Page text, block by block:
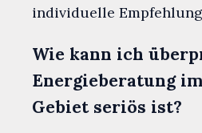
individuelle
Wie kann ich
Energieberatung
Gebiet seriös ist?